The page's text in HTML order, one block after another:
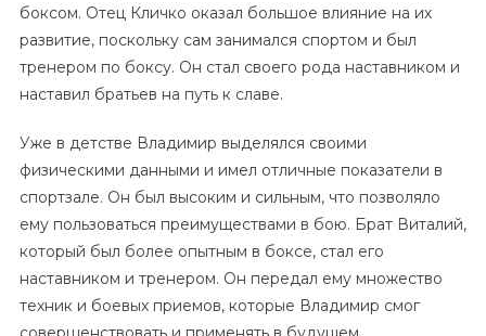
боксом. Отец Кличко оказал большое влияние на их
развитие, поскольку сам занимался спортом и был
тренером по боксу. Он стал своего рода наставником и
наставил братьев на путь к славе.
Уже в детстве Владимир выделялся своими
физическими данными и имел отличные показатели в
спортзале. Он был высоким и сильным, что позволяло
ему пользоваться преимуществами в бою. Брат Виталий,
который был более опытным в боксе, стал его
наставником и тренером. Он передал ему множество
техник и боевых приемов, которые Владимир смог